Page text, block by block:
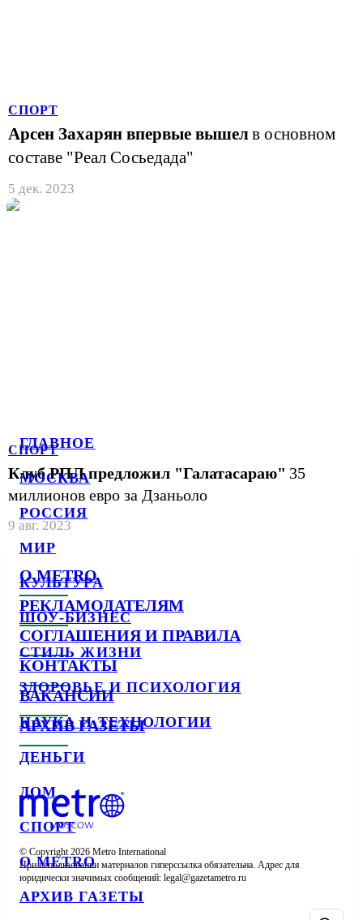
ГЛАВНОЕ
МОСКВА
РОССИЯ
МИР
КУЛЬТУРА
ШОУ-БИЗНЕС
СТИЛЬ ЖИЗНИ
ЗДОРОВЬЕ И ПСИХОЛОГИЯ
НАУКА И ТЕХНОЛОГИИ
ДЕНЬГИ
ДОМ
СПОРТ
О METRO
АРХИВ ГАЗЕТЫ
СПОРТ
Арсен Захарян впервые вышелв основном
составе "Реал Сосьедада"
5 дек. 2023
СПОРТ
Клуб РПЛ предложил "Галатасараю" 35
миллионов евро за Дзаньоло
9 авг. 2023
О METRO
РЕКЛАМОДАТЕЛЯМ
СОГЛАШЕНИЯ И ПРАВИЛА
КОНТАКТЫ
ВАКАНСИИ
АРХИВ ГАЗЕТЫ
© Copyright 2026 Metro International
При использовании материалов гиперссылка обязательна. Адрес для
юридически значимых сообщений: